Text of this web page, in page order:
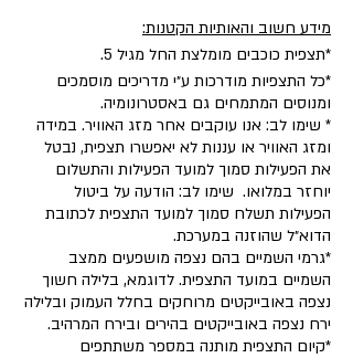
מידע חשוב והאותיות הקטנות:
*תצפית כוכבים מומלצת החל מגיל 5.
*כל התצפיות מודרכות ע״י מדריכים מוסמכים
ומנוסים המתמחים גם באסטרונומיה.
* שימו לב: אנו עוקבים אחר מזג האוויר. במידה
ומזג האוויר או עננות לא יאפשרו תצפית, נבטל
את הפעילות סמוך למועד הפעילות והתשלום
יוחזר במלואו. שימו לב: הודעה על ביטול
הפעילות תשלח סמוך למועד התצפית לכתובת
הדוא״ל שהוזנה במערכת.
*גרמי השמיים בהם נצפה מושפעים ממצב
השמיים במועד התצפית. לדוגמא, בלילה חשוך
נצפה באובייקטים מרוחקים בחלל העמוק ובלילה
ירח נצפה באובייקטים בהירים ובירח המרהיב.
​*קיום התצפית מותנה במספר משתתפים